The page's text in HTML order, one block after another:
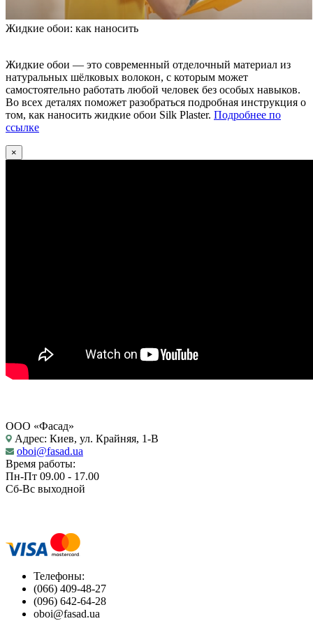
Жидкие обои: как наносить
Жидкие обои — это современный отделочный материал из
натуральных шёлковых волокон, с которым может
самостоятельно работать любой человек без особых навыков.
Во всех деталях поможет разобраться подробная инструкция о
том, как наносить жидкие обои Silk Plaster. Подробнее по
ссылке
×
ООО «Фасад»
Адрес: Киев, ул. Крайняя, 1-В
oboi@fasad.ua
Время работы:
Пн-Пт 09.00 - 17.00
Сб-Вс выходной
Телефоны:
(066) 409-48-27
(096) 642-64-28
oboi@fasad.ua